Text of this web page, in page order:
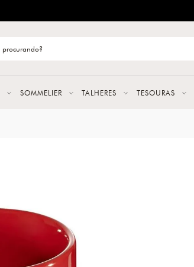
SOMMELIER TALHERES TESOURAS